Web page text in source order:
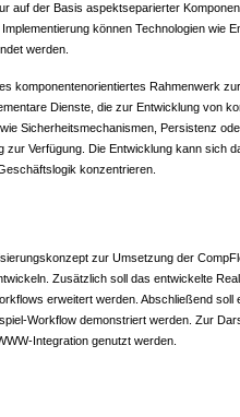
auf der Basis aspektseparierter
können Technologien wie
werden.
komponentenorientiertes Rahmenwerk
Dienste, die zur Entwicklung von
Sicherheitsmechanismen, Persistenz
zur Verfügung. Die Entwicklung kann sich
konzentrieren.
zur Umsetzung der
Zusätzlich soll das entwickelte
erweitert werden. Abschließend soll
Workflow demonstriert werden. Zur
Integration genutzt werden.